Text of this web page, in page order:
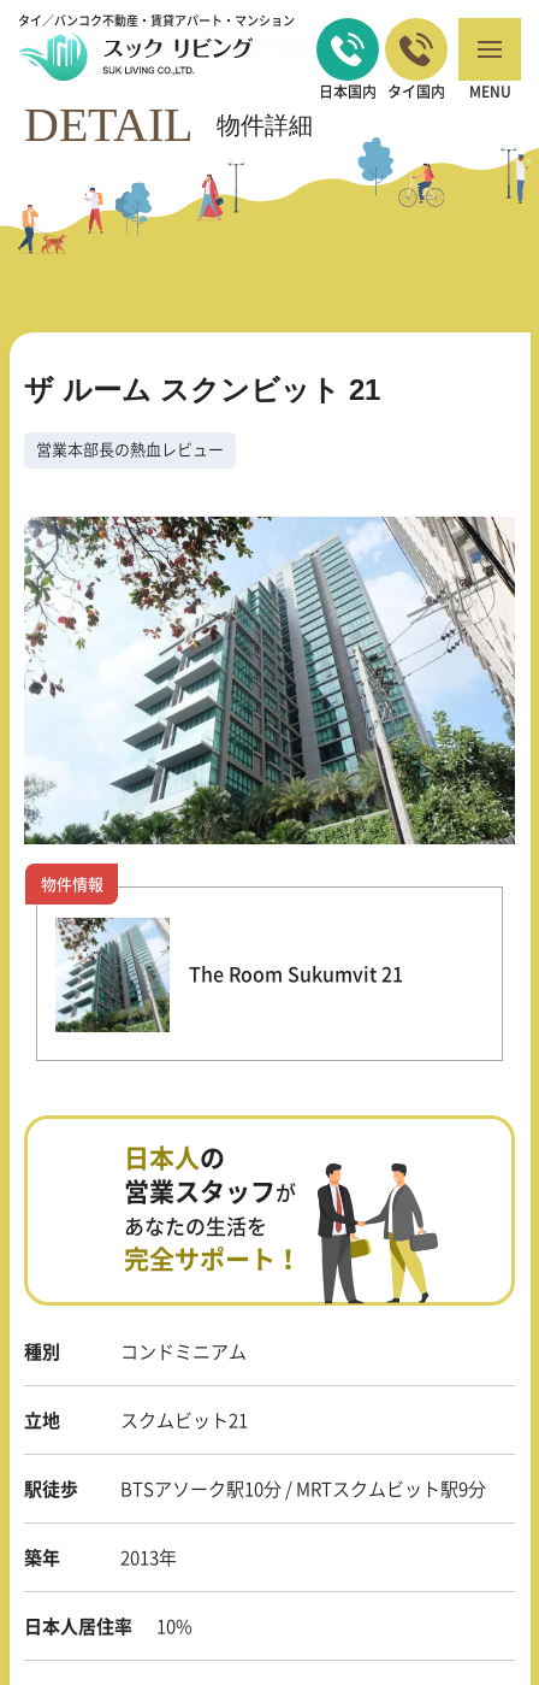
タイ／バンコク不動産・賃貸アパート・マンション
日本国内 タイ国内 MENU
バンコクの不動産・賃貸 TOP >営業本部長の熱血レビュー >ザ ルーム スク
ンビット 21
DETAIL 物件詳細
ザ ルーム スクンビット 21
営業本部長の熱血レビュー
物件情報
The Room Sukumvit 21
種別 コンドミニアム
立地 スクムビット21
駅徒歩 BTSアソーク駅10分 / MRTスクムビット駅9分
築年 2013年
日本人居住率 10%
日本人の
営業スタッフが
あなたの生活を
完全サポート！